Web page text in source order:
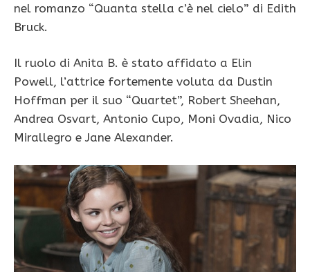
nel romanzo “Quanta stella c’è nel cielo” di Edith
Bruck.
Il ruolo di Anita B. è stato affidato a Elin
Powell, l’attrice fortemente voluta da Dustin
Hoffman per il suo “Quartet”, Robert Sheehan,
Andrea Osvart, Antonio Cupo, Moni Ovadia, Nico
Mirallegro e Jane Alexander.